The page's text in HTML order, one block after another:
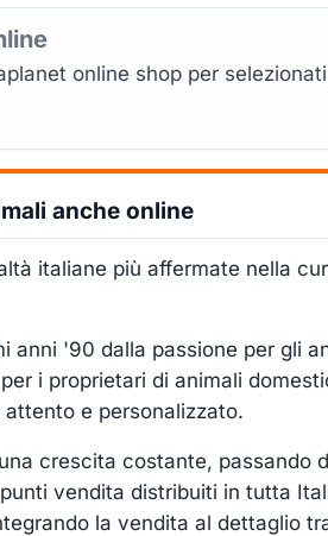
online shop per
anche online
italiane più affermate nella
anni '90 dalla passione per gli
i proprietari di animali
e personalizzato.
crescita costante, passando
vendita distribuiti in tutta
la vendita al dettaglio